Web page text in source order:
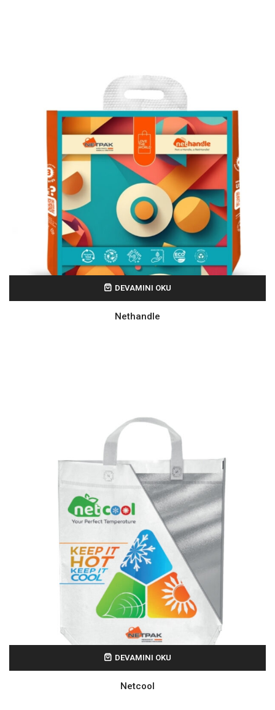
DEVAMINI OKU
Nethandle
DEVAMINI OKU
Netcool